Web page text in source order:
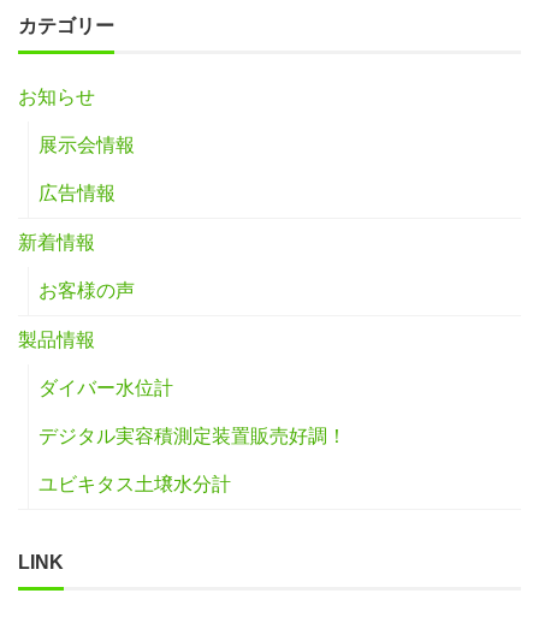
カテゴリー
お知らせ
展示会情報
広告情報
新着情報
お客様の声
製品情報
ダイバー水位計
デジタル実容積測定装置販売好調！
ユビキタス土壌水分計
LINK